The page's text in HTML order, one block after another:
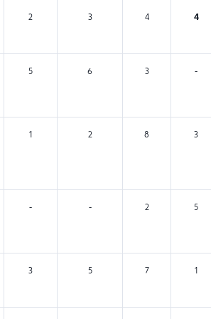
2 3 4 4
5 6 3 -
1 2 8 3
- - 2 5
3 5 7 1